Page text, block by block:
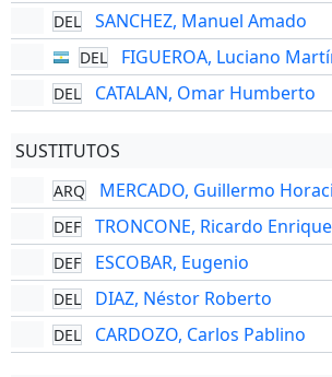
DEL SANCHEZ, Manuel Amado
DEL FIGUEROA, Luciano
DEL CATALAN, Omar Humberto
SUSTITUTOS
ARQ MERCADO, Guillermo
DEF TRONCONE, Ricardo Enrique
DEF ESCOBAR, Eugenio
DEL DIAZ, Néstor Roberto
DEL CARDOZO, Carlos Pablino